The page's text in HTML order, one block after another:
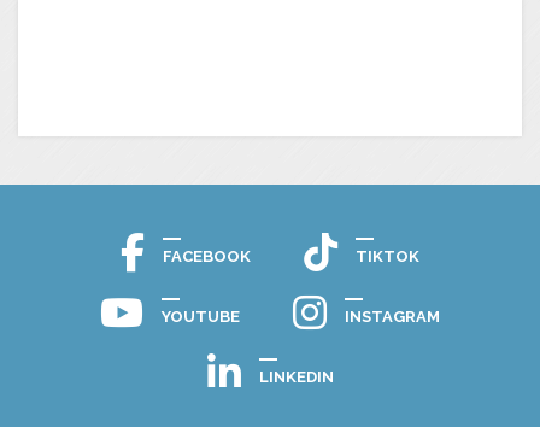
FACEBOOK TIKTOK
YOUTUBE INSTAGRAM
LINKEDIN